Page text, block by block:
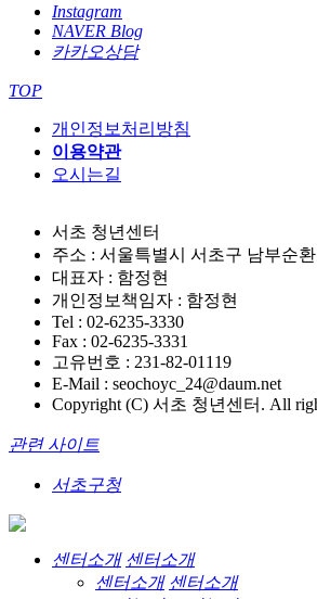
Instagram
NAVER Blog
카카오상담
TOP
개인정보처리방침
이용약관
오시는길
서초 청년센터
주소 : 서울특별시 서초구 남부순환
대표자 : 함정현
개인정보책임자 : 함정현
Tel : 02-6235-3330
Fax : 02-6235-3331
고유번호 : 231-82-01119
E-Mail : seochoyc_24@daum.net
Copyright (C) 서초 청년센터. All
관련 사이트
서초구청
센터소개 센터소개
센터소개 센터소개